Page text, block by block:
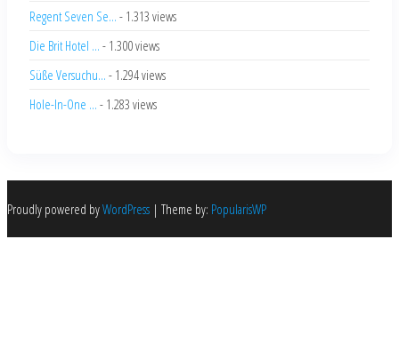
Regent Seven Se... - 1.313 views
Die Brit Hotel ... - 1.300 views
Süße Versuchu... - 1.294 views
Hole-In-One ... - 1.283 views
Proudly powered byWordPress | Theme by: PopularisWP